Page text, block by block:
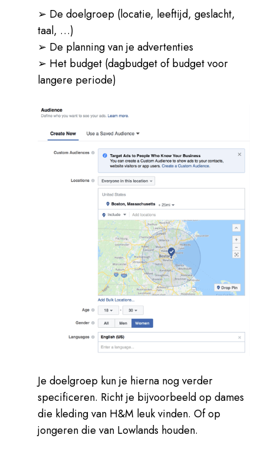
➢ De doelgroep (locatie, leeftijd, geslacht,
taal, …)
➢ De planning van je advertenties
➢ Het budget (dagbudget of budget voor
langere periode)
Je doelgroep kun je hierna nog verder
specificeren. Richt je bijvoorbeeld op dames
die kleding van H&M leuk vinden. Of op
jongeren die van Lowlands houden.